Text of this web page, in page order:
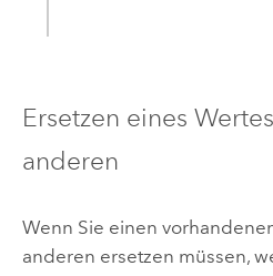
Ersetzen eines
anderen
Wenn Sie einen
anderen ersetzen müssen,